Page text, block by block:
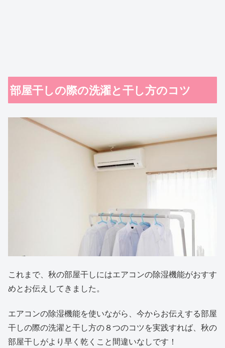
部屋干しの際の洗濯と干し方のコツ
これまで、秋の部屋干しにはエアコンの除湿機能がおすす
めとお伝えしてきました。
エアコンの除湿機能を使いながら、今からお伝えする部屋
干しの際の洗濯と干し方の８つのコツを実践すれば、秋の
部屋干しがより早く乾くこと間違いなしです！